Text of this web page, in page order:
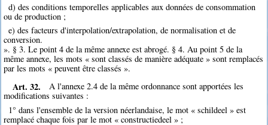
d) des conditions temporelles applicables aux données de consommation
ou de production ;
e) des facteurs d'interpolation/extrapolation, de normalisation et de
conversion.
». § 3. Le point 4 de la même annexe est abrogé. § 4. Au point 5 de la
même annexe, les mots « sont classés de manière adéquate » sont remplacés
par les mots « peuvent être classés ».
Art. 32.
A l'annexe 2.4 de la même ordonnance sont apportées les
modifications suivantes :
1° dans l'ensemble de la version néerlandaise, le mot « schildeel » est
remplacé chaque fois par le mot « constructiedeel » ;